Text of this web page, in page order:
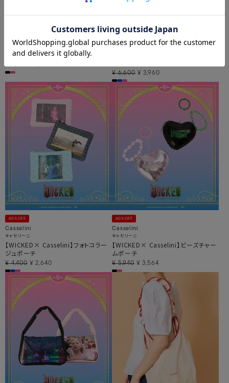
Casselini HOME
キャセリーニ ホーム
ザブクッション
¥
40%OFF
キャセリーニ
¥ 6,600 ¥ 3,960
40%OFF
Casselini
キャセリーニ
【WICKED× Casselini】フォトコラー
ジュポーチ
¥ 4,400 ¥ 2,640
40%OFF
Casselini
キャセリーニ
【WICKED× Casselini】ビーズチャー
ムポーチ
¥ 5,940 ¥ 3,564